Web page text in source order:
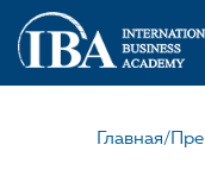
Главная/